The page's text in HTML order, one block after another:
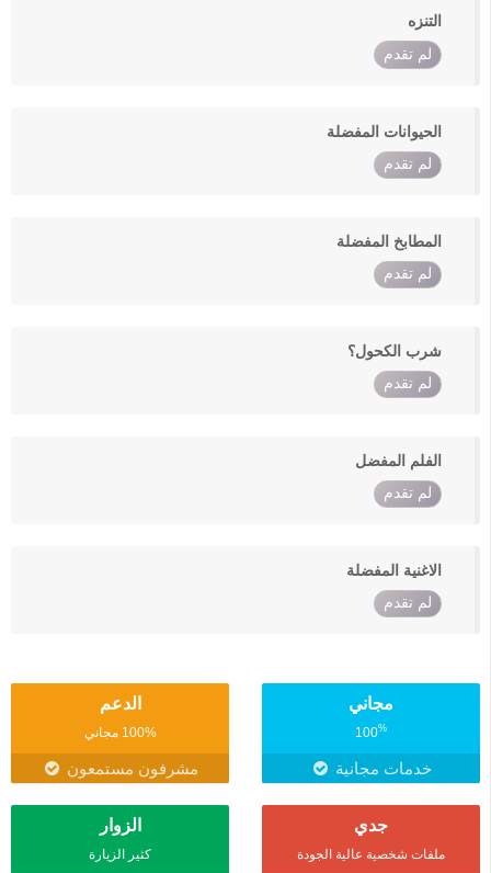
التنزه
لم تقدم
الحيوانات المفضلة
لم تقدم
المطابخ المفضلة
لم تقدم
شرب الكحول؟
لم تقدم
الفلم المفضل
لم تقدم
الاغنية المفضلة
لم تقدم
مجاني
100%
خدمات مجانية
الدعم
100% مجاني
مشرفون مستمعون
جدي
ملفات شخصية عالية الجودة
الزوار
كثير الزيارة